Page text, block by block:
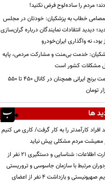
مردم را ساده‌لوح فرض نکنید!
خطاب به پزشکیان: خودتان در مجلس
دیدید انتقادات نمایندگان درباره گران‌سازی
بود، نه واگذاری ایران‌خودرو
خدمت بی‌منت و مشارکت مردمی، پایه
مشکلات کشور است
قیمت‌ برنج ایرانی همچنان در کانال ۴۵۰ تا ۵۵۰
تومان
ها
افراد کارآمدتر را به کار گرفت/ کاری می کنیم
معیشت مردم مشکلی پیش نیاید
وزارت اطلاعات: شناسایی و دستگیری ۲۱ نفر از
مرتبط با سازمان جاسوسی و تروریستی
رژیم صهیونیستی و بازداشت ۴ نفر از اعضای